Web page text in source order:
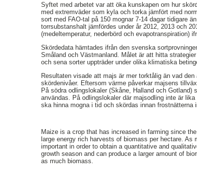
Syftet med arbetet var att öka kunskapen om hur
med extremväder som kyla och torka jämfört med
sort med FAO-tal på 150 mognar 7-14 dagar tidigare
torrsubstanshalt jämfördes under år 2012, 2013 och
(medeltemperatur, nederbörd och evapotranspiration)
Skördedata hämtades ifrån den svenska
Småland och Västmanland. Målet är att hitta
och sena sorter uppträder under olika klimatiska
Resultaten visade att majs är mer torktålig än vad
skördenivåer. Eftersom värme påverkar majsens
På södra odlingslokaler (Skåne, Halland och
användas. På odlingslokaler där majsodling inte är
ska hinna mogna i tid och skördas innan frostnätterna
Maize is a crop that has increased in farming since
large energy rich harvests of biomass per hectare.
important in order to obtain a quantitative and
growth season and can produce a larger amount of
as much biomass.